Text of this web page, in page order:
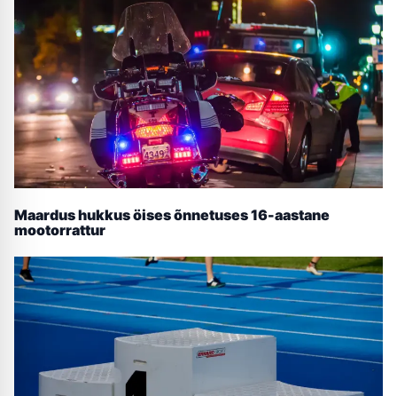
Maardus hukkus öises õnnetuses 16-aastane
mootorrattur